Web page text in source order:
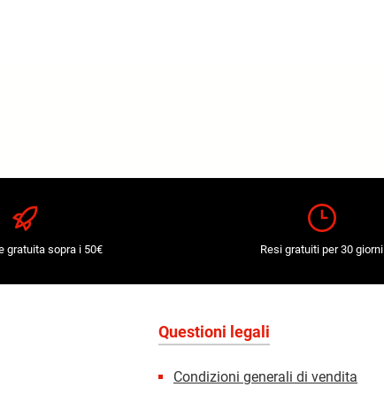
gratuita sopra i 50€ Resi gratuiti per 30 giorni
Questioni legali
Condizioni generali di vendita